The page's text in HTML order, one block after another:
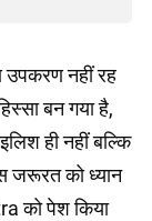
उपकरण नहीं रह
बन गया है,
ही नहीं बल्कि
जरूरत को ध्यान
को पेश किया